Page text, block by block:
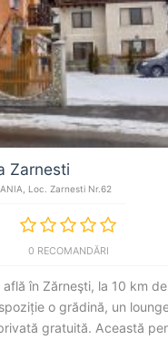
Zarnesti
Loc. Zarnesti Nr.62
0 RECOMANDĂRI
află în Zărneşti, la 10 km
o grădină, un
gratuită. Această